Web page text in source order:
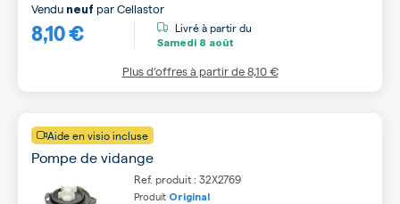
8,10 €
Vendu neuf parCellastor
Livré à partir du
Samedi 8 août
Plus d’offres à partir de8,10 €
Aide en visio incluse
Pompe de vidange
Ref. produit : 32X2769
Produit Original